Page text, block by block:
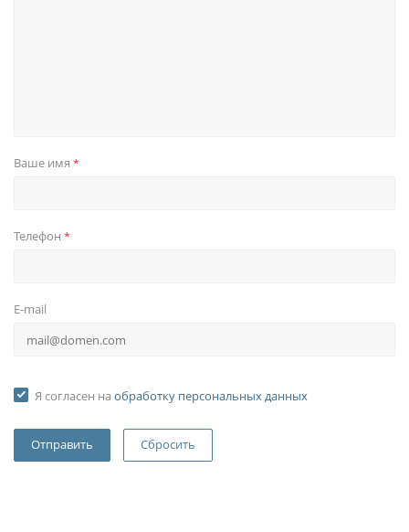
Ваше имя *
Телефон *
E-mail
Я согласен на обработку персональных данных
Сбросить